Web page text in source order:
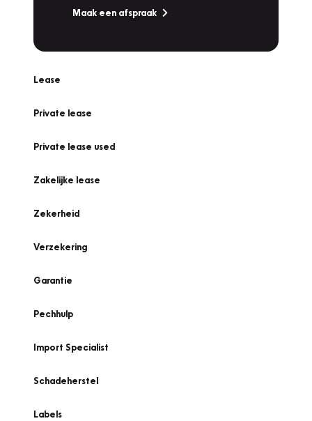
Maak een afspraak
Lease
Private lease
Private lease used
Zakelijke lease
Zekerheid
Verzekering
Garantie
Pechhulp
Import Specialist
Schadeherstel
Labels